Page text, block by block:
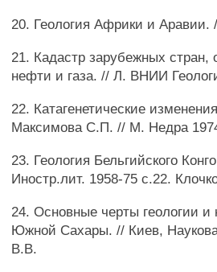
20. Геология Африки и
21. Кадастр зарубежных
нефти и газа. // Л. ВНИИ
22. Катагенетические
Максимова С.П. // М. Недра
23. Геология Бельгийского
Иностр.лит. 1958-75 с.22.
24. Основные черты геологии и
Южной Сахары. // Киев,
B.B.